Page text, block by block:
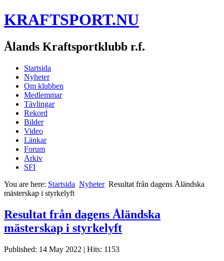
KRAFTSPORT.NU
Ålands Kraftsportklubb r.f.
Startsida
Nyheter
Om klubben
Medlemmar
Tävlingar
Rekord
Bilder
Video
Länkar
Forum
Arkiv
SFI
You are here: Startsida Nyheter Resultat från dagens Åländska
mästerskap i styrkelyft
Resultat från dagens Åländska
mästerskap i styrkelyft
Published: 14 May 2022 | Hits: 1153